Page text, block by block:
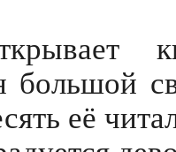
большой
её